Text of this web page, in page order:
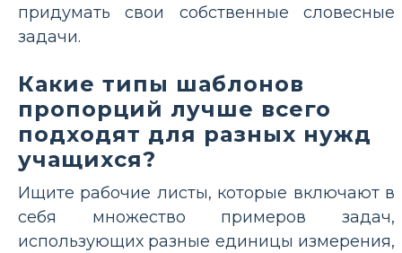
придумать свои собственные словесные
задачи.
Какие типы шаблонов
пропорций лучше всего
подходят для разных нужд
учащихся?
Ищите рабочие листы, которые включают в
себя множество примеров задач,
использующих разные единицы измерения,